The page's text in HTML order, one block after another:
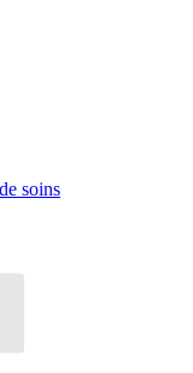
soins